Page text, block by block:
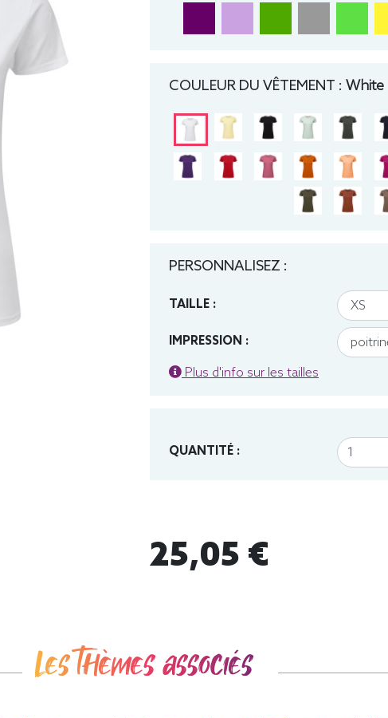
COULEUR DU VÊTEMENT : White
PERSONNALISEZ :
TAILLE :
IMPRESSION :
Plus d'info sur les tailles
QUANTITÉ :
25,05 €
Les thèmes associés